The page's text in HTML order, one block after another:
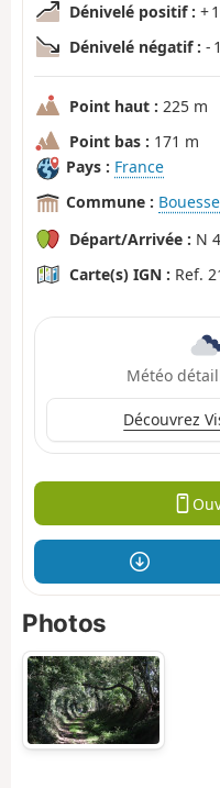
Dénivelé positif : +
Dénivelé négatif : -
Point haut : 225 m
Point bas : 171 m
Pays : France
Commune : Bouesse
Départ/Arrivée : N
Carte(s) IGN : Ref.
Météo
Découvrez
Photos